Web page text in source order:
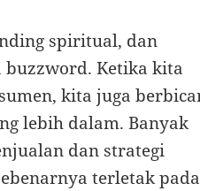
spiritual, dan
Ketika kita
kita juga
lebih dalam. Banyak
dan strategi
terletak pada